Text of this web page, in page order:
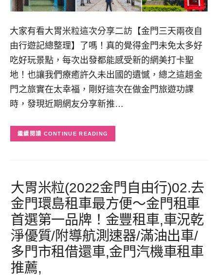
大家有看大胃米粒這次分享二訪【金門三天兩夜自
由行遊記總整理】了嗎！真的覺得金門未免太多好
吃好玩景點，每次出發都能感受新的網美打卡聖
地！也讓我們療癒許久未出國的遺憾，總之這趟金
門之旅實在太幸福，剛好這次在做金門旅遊功課
時，發現近期網友分享新推…
CONTINUE READING
大胃米粒(2022金門自由行)02.去
金門環島租車最方便～金門租車
首選第一品牌！金豐租車,車況乾
淨優質/附導航測速器/滿油出車/
多門市租借還車,金門汽機車租車
推薦,